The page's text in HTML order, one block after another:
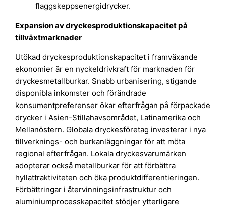
flaggskeppsenergidrycker.
Expansion av dryckesproduktionskapacitet på
tillväxtmarknader
Utökad dryckesproduktionskapacitet i framväxande
ekonomier är en nyckeldrivkraft för marknaden för
dryckesmetallburkar. Snabb urbanisering, stigande
disponibla inkomster och förändrade
konsumentpreferenser ökar efterfrågan på förpackade
drycker i Asien-Stillahavsområdet, Latinamerika och
Mellanöstern. Globala dryckesföretag investerar i nya
tillverknings- och burkanläggningar för att möta
regional efterfrågan. Lokala dryckesvarumärken
adopterar också metallburkar för att förbättra
hyllattraktiviteten och öka produktdifferentieringen.
Förbättringar i återvinningsinfrastruktur och
aluminiumprocesskapacitet stödjer ytterligare